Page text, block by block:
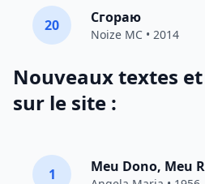
20 Сгораю
Noize MC • 2014
Nouveaux textes
sur le site :
1 Meu Dono, Meu